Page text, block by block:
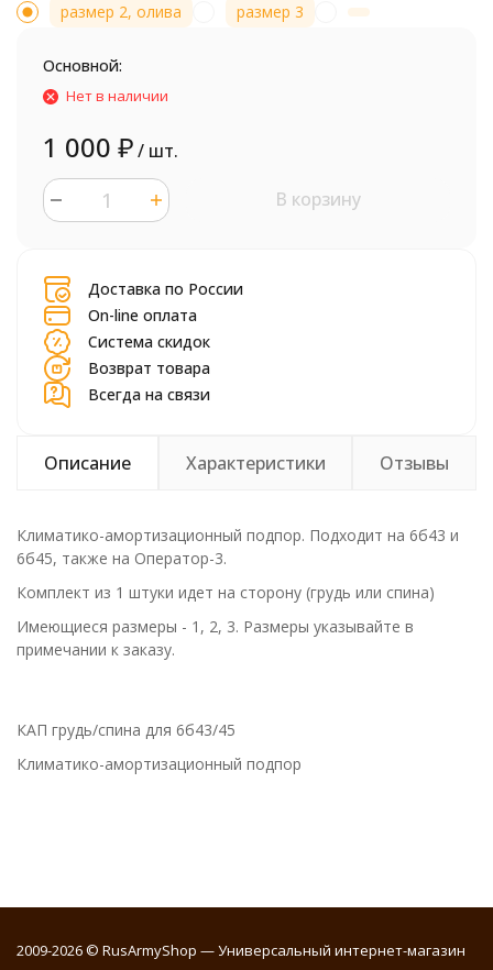
размер 2, олива
размер 3
Основной:
Нет в наличии
1 000 ₽/ шт.
В корзину
Доставка по России
On-line оплата
Система скидок
Возврат товара
Всегда на связи
Описание Характеристики Отзывы
Климатико-амортизационный подпор. Подходит на 6б43 и
6б45, также на Оператор-3.
Комплект из 1 штуки идет на сторону (грудь или спина)
Имеющиеся размеры - 1, 2, 3. Размеры указывайте в
примечании к заказу.
КАП грудь/спина для 6б43/45
Климатико-амортизационный подпор
2009-2026 © RusArmyShop — Универсальный интернет-магазин